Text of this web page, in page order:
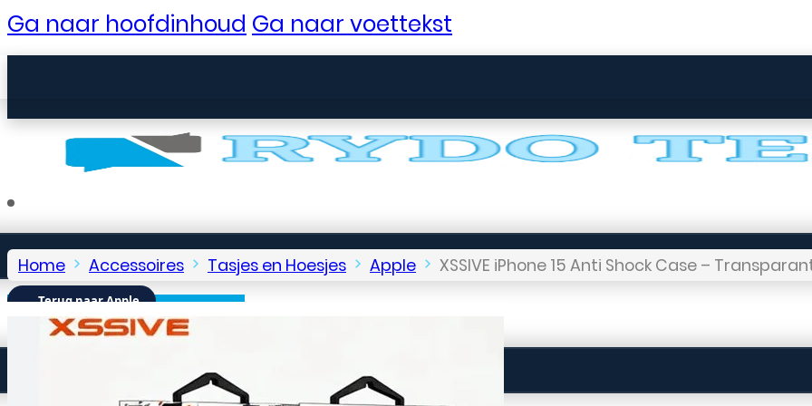
Ga naar hoofdinhoud Ga naar voettekst
Seniorentelefoons
Home Accessoires Tasjes en Hoesjes Apple XSSIVE iPhone 15 Anti Shock Case –
← Terug naar Apple